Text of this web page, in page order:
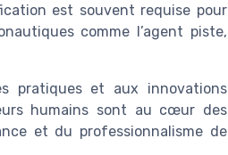
est souvent requise pour
comme l’agent piste,
pratiques et aux innovations
humains sont au cœur des
et du professionnalisme de